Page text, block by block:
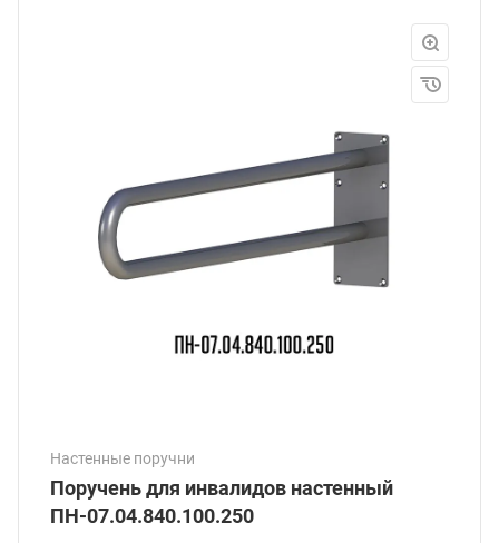
Настенные поручни
Поручень для инвалидов настенный
ПН-07.04.840.100.250